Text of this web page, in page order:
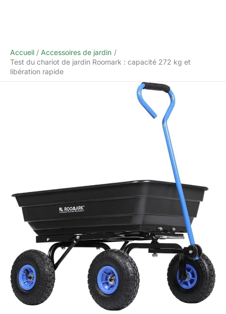
Accueil
Accessoires de jardin
Test du chariot de jardin Roomark : capacité 272 kg et
libération rapide